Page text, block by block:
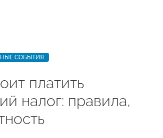
СОБЫТИЯ
платить
налог: правила,